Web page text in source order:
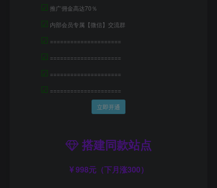
☑ 推广佣金高达70％
☑ 内部会员专属【微信】交流群
☑ =====================
☑ =====================
☑ =====================
☑ =====================
立即开通
搭建同款站点
998元（下月涨300）